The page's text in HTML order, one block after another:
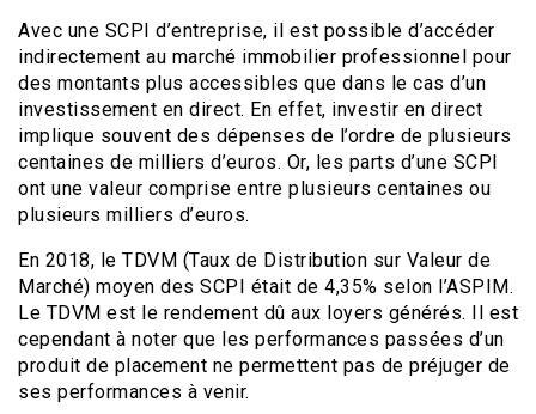
Avec une SCPI d’entreprise, il est possible d’accéder
indirectement au marché immobilier professionnel pour
des montants plus accessibles que dans le cas d’un
investissement en direct. En effet, investir en direct
implique souvent des dépenses de l’ordre de plusieurs
centaines de milliers d’euros. Or, les parts d’une SCPI
ont une valeur comprise entre plusieurs centaines ou
plusieurs milliers d’euros.
En 2018, le TDVM (Taux de Distribution sur Valeur de
Marché) moyen des SCPI était de 4,35% selon l’ASPIM.
Le TDVM est le rendement dû aux loyers générés. Il est
cependant à noter que les performances passées d’un
produit de placement ne permettent pas de préjuger de
ses performances à venir.